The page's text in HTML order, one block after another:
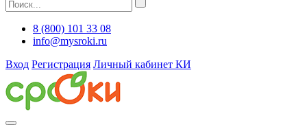
8 (800) 101 33 08
info@mysroki.ru
Вход Регистрация Личный кабинет КИ